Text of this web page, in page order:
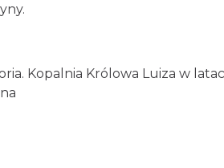
Kopalnia Królowa Luiza w